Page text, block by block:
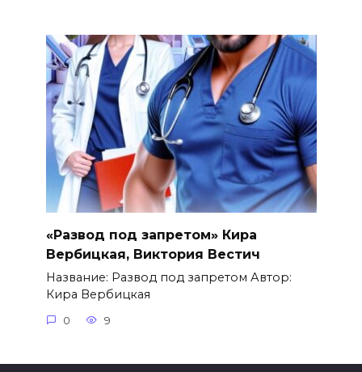
«Развод под запретом» Кира
Вербицкая, Виктория Вестич
Название: Развод под запретом Автор:
Кира Вербицкая
0 9